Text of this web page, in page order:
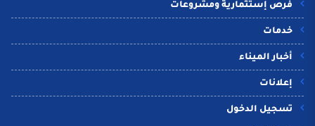
فرص إستثمارية ومشروعات
خدمات
أخبار الميناء
إعلانات
تسجيل الدخول